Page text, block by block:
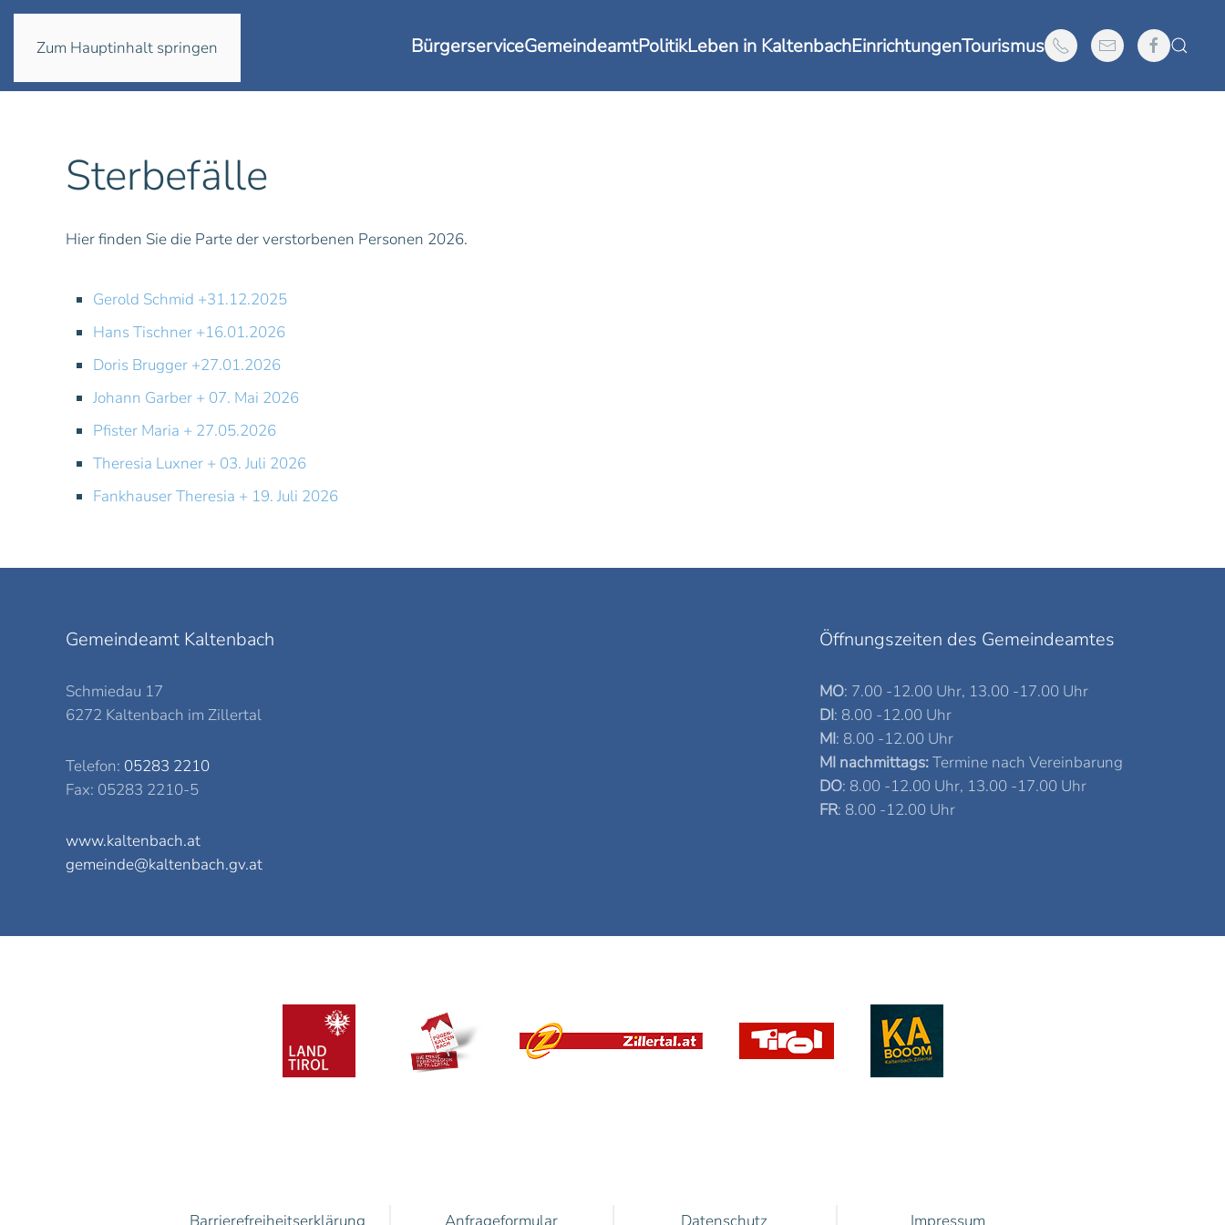
Zum Hauptinhalt springen BürgerserviceGemeindeamtPolitikLeben in KaltenbachEinrichtungenTourismus
Sterbefälle
Hier finden Sie die Parte der verstorbenen Personen 2026.
Gerold Schmid +31.12.2025
Hans Tischner +16.01.2026
Doris Brugger +27.01.2026
Johann Garber + 07. Mai 2026
Pfister Maria + 27.05.2026
Theresia Luxner + 03. Juli 2026
Fankhauser Theresia + 19. Juli 2026
Gemeindeamt Kaltenbach
Schmiedau 17
6272 Kaltenbach im Zillertal
Telefon: 05283 2210
Fax: 05283 2210-5
www.kaltenbach.at
gemeinde@kaltenbach.gv.at
Öffnungszeiten des Gemeindeamtes
MO: 7.00 -12.00 Uhr, 13.00 -17.00 Uhr
DI: 8.00 -12.00 Uhr
MI: 8.00 -12.00 Uhr
MI nachmittags:Termine nach Vereinbarung
DO: 8.00 -12.00 Uhr, 13.00 -17.00 Uhr
FR: 8.00 -12.00 Uhr